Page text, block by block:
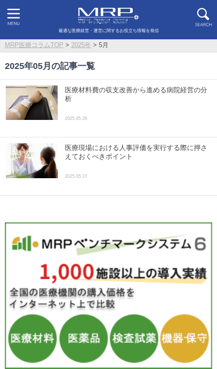
最適な医療経営・運営に関するお役立ち情報を発信
MRP医療コラムTOP > 2025年 > 5月
2025年05月の記事一覧
医療材料費の収支改善から進める病院経営の分
析
2025.05.29
医療現場における人事評価を実行する際に押さ
えておくべきポイント
2025.05.27